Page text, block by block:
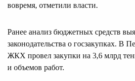
вовремя, отметили власти.
Ранее анализ бюджетных средств
законодательства о госзакупках. В
ЖКХ провел закупки на 3,6 млрд
и объемов работ.